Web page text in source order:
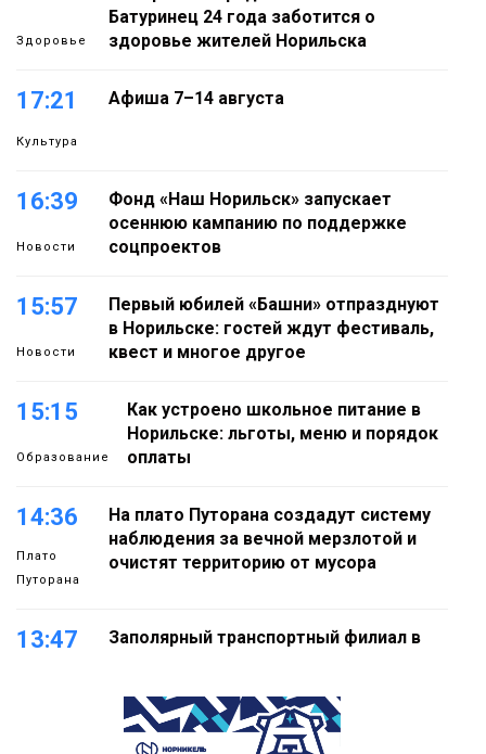
Здоровье
Батуринец 24 года заботится о
здоровье жителей Норильска
17:21
Культура
Афиша 7–14 августа
16:39
Новости
Фонд «Наш Норильск» запускает
осеннюю кампанию по поддержке
соцпроектов
15:57
Новости
Первый юбилей «Башни» отпразднуют
в Норильске: гостей ждут фестиваль,
квест и многое другое
15:15
Образование
Как устроено школьное питание в
Норильске: льготы, меню и порядок
оплаты
14:36
Плато
Путорана
На плато Путорана создадут систему
наблюдения за вечной мерзлотой и
очистят территорию от мусора
13:47
Заполярный транспортный филиал в
В Норильске лыжную базу «Оль-Гуль»